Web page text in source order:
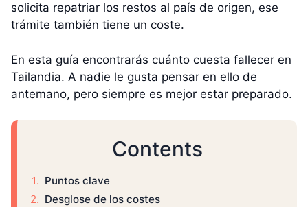
solicita repatriar los restos al país de origen, ese
trámite también tiene un coste.
En esta guía encontrarás cuánto cuesta fallecer en
Tailandia. A nadie le gusta pensar en ello de
antemano, pero siempre es mejor estar preparado.
Contents
Puntos clave
Desglose de los costes